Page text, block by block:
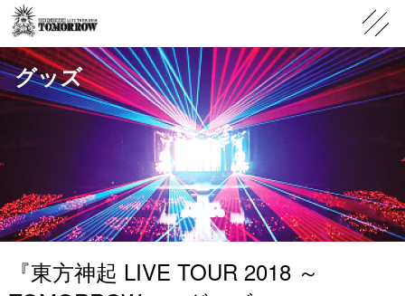
グッズ
『東方神起 LIVE TOUR 2018 ～